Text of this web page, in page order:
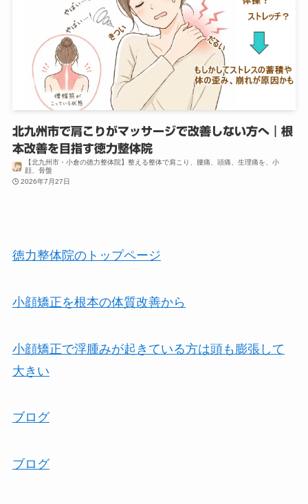
北九州市で肩こりがマッサージで改善しない方へ｜根
本改善を目指す徳力整体院
【北九州市・小倉の徳力整体院】整える整体で肩こり、腰痛、頭痛、生理痛を、小
顔、骨盤
2026年7月27日
徳力整体院のトップページ
小顔矯正を根本の体質改善から
小顔矯正で浮腫みが起きている方は頭も膨張して
大きい
ブログ
ブログ